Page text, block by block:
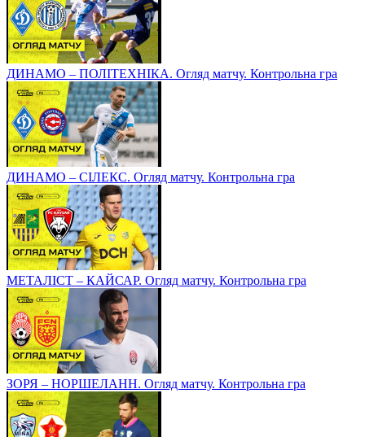
ДИНАМО – ПОЛІТЕХНІКА. Огляд матчу. Контрольна гра
ДИНАМО – СІЛЕКС. Огляд матчу. Контрольна гра
МЕТАЛІСТ – КАЙСАР. Огляд матчу. Контрольна гра
ЗОРЯ – НОРШЕЛАНН. Огляд матчу. Контрольна гра